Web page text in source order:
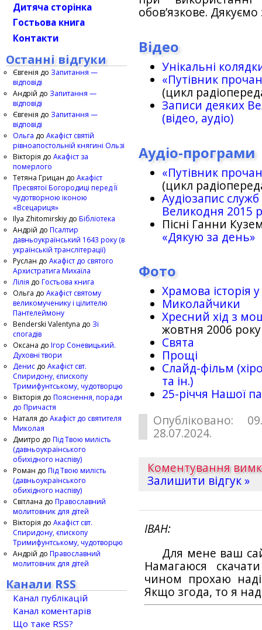
обов’язкове.
Відео
Унікальні
«Путівник
(цикл
Записи деяких
(відео, аудіо)
Аудіо-програми
«Путівник
(цикл
Аудіозапис
Великодня 2015
Пісні Ганни
«Дякую за день»
Фото
Храмова історія
Миколайчики
Хресний хід з
жовтня 2006 року
Свята
Прощі
Слайд-фільм
та ін.)
25-рiччя Нашої
Опубліковано:
28.07.2024.
Коментування
Залишити відгук »
ІВАН
Для мене ваш
Намагаюся
чином прохаю
Якщо згода, то я
Дитяча сторінка
Гостьова книга
Контакти
Останні відгуки
Євгенія до Запитання —
відповіді
Андрій до Запитання —
відповіді
Євгенія до Запитання —
відповіді
Ольга до Акафіст святій
рівноапостольній княгині Ользі
Вікторія до Акафіст за
померлого
Тетяна Грицан до Акафіст
Пресвятої Богородиці перед Її
чудотворною іконою
«Всецариця»
Ilya Zhitomirskiy до Бібліотека
Андрій до Псалтир
давньоукраїнський 1643 року (в
українській транслітерації)
Руслан до Акафіст до святого
Архистратига Михаїла
Лілія до Гостьова книга
Ольга до Акафіст святому
великомученику і цілителю
Пантелеймону
Benderski Valentyna до Зі
спогадів
Оксана до Ігор Соневицький.
Духовні твори
Денис до Акафіст свт.
Спиридону, єпископу
Тримифунтському, чудотворцю
Вікторія до Пояснення, поради
до Причастя
Наталя до Акафіст до святителя
Миколая
Дмитро до Під Твою милість
(давньоукраїнського
обихідного наспіву)
Роман до Під Твою милість
(давньоукраїнського
обихідного наспіву)
Світлана до Православний
молитовник для дітей
Вікторія до Акафіст свт.
Спиридону, єпископу
Тримифунтському, чудотворцю
Андрій до Православний
молитовник для дітей
Канали RSS
Канал публікацій
Канал коментарів
Що таке RSS?